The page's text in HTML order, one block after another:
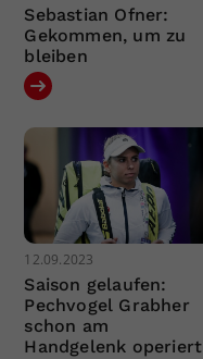
Sebastian Ofner:
Gekommen, um zu
bleiben
12.09.2023
Saison gelaufen:
Pechvogel Grabher
schon am
Handgelenk operiert